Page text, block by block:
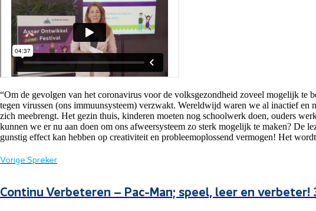
“Om de gevolgen van het coronavirus voor de volksgezondheid zoveel mogelijk te
tegen virussen (ons immuunsysteem) verzwakt. Wereldwijd waren we al inactief
zich meebrengt. Het gezin thuis, kinderen moeten nog schoolwerk doen, ouders
kunnen we er nu aan doen om ons afweersysteem zo sterk mogelijk te maken? De
gunstig effect kan hebben op creativiteit en probleemoplossend vermogen! Het
Vorige Spreker
Continu Verbeteren – Pac-Man; speel, leer en verbeter!